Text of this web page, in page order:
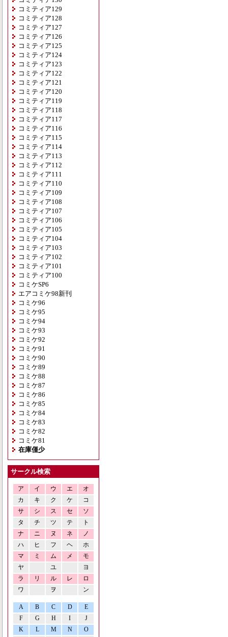
コミティア129
コミティア128
コミティア127
コミティア126
コミティア125
コミティア124
コミティア123
コミティア122
コミティア121
コミティア120
コミティア119
コミティア118
コミティア117
コミティア116
コミティア115
コミティア114
コミティア113
コミティア112
コミティア111
コミティア110
コミティア109
コミティア108
コミティア107
コミティア106
コミティア105
コミティア104
コミティア103
コミティア102
コミティア101
コミティア100
コミケSP6
エアコミケ98新刊
コミケ96
コミケ95
コミケ94
コミケ93
コミケ92
コミケ91
コミケ90
コミケ89
コミケ88
コミケ87
コミケ86
コミケ85
コミケ84
コミケ83
コミケ82
コミケ81
在庫僅少
サークル検索
ア イ ウ エ
オ
カ
キ ク ケ
コ
サ
シ ス セ
ソ
タ
チ ツ テ
ト
ナ
ニ ヌ ネ
ノ
ハ
ヒ フ ヘ
ホ
マ
ミ ム メ
モ
ヤ
ユ
ヨ
ラ
リ ル レ
ロ
ワ
ヲ ン
A B C D
E
F
G H I
J
K
L M N O